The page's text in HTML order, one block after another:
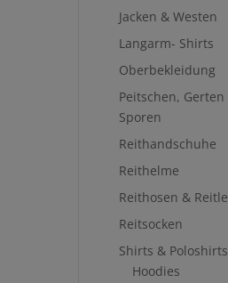
Jacken & Westen
Langarm- Shirts
Oberbekleidung
Peitschen, Gerten
Sporen
Reithandschuhe
Reithelme
Reithosen &
Reitsocken
Shirts & Poloshirts
Hoodies